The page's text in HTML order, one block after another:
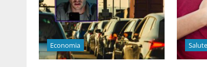
Economia Salute